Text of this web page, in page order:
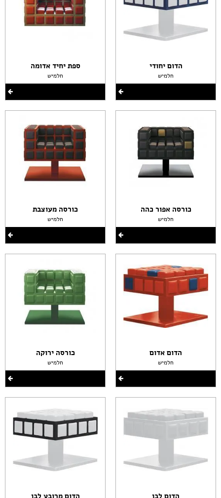
הדום יחודי
חלמיש
כורסה אפור כהה
חלמיש
הדום אדום
חלמיש
הדום לבן
ספת יחיד אדומה
חלמיש
כורסה מעוצבת
חלמיש
כורסה ירוקה
חלמיש
הדום מרובע לבן